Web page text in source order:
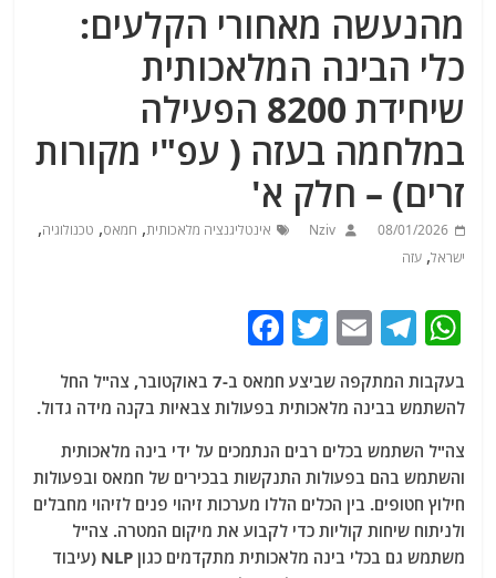
מהנעשה מאחורי הקלעים:
כלי הבינה המלאכותית
שיחידת 8200 הפעילה
במלחמה בעזה ( עפ"י מקורות
זרים) – חלק א'
08/01/2026
Nziv אינטליגנציה מלאכותית, חמאס, טכנולוגיה,
ישראל,עזה
W
at
s
A
p
p
T
e
g
ra
m
E
ai
l
T
itt
er
c
e
b
o
o
בעקבות המתקפה שביצע חמאס ב-7 באוקטובר, צה"ל החל
להשתמש בבינה מלאכותית בפעולות צבאיות בקנה מידה גדול.
צה"ל השתמש בכלים רבים הנתמכים על ידי בינה מלאכותית
והשתמש בהם בפעולות התנקשות בבכירים של חמאס ובפעולות
חילוץ חטופים. בין הכלים הללו מערכות זיהוי פנים לזיהוי מחבלים
ולניתוח שיחות קוליות כדי לקבוע את מיקום המטרה. צה"ל
משתמש גם בכלי בינה מלאכותית מתקדמים כגון NLP (עיבוד